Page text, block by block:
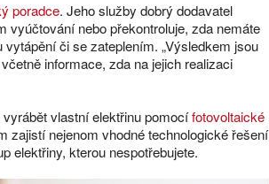
poradce. Jeho služby dobrý dodavatel
nebo překontroluje, zda nemáte
či se zateplením. „Výsledkem jsou
informace, zda na jejich realizaci
vlastní elektřinu pomocífotovoltaické
zajistí nejenom vhodné technologické řešení
elektřiny, kterou nespotřebujete.